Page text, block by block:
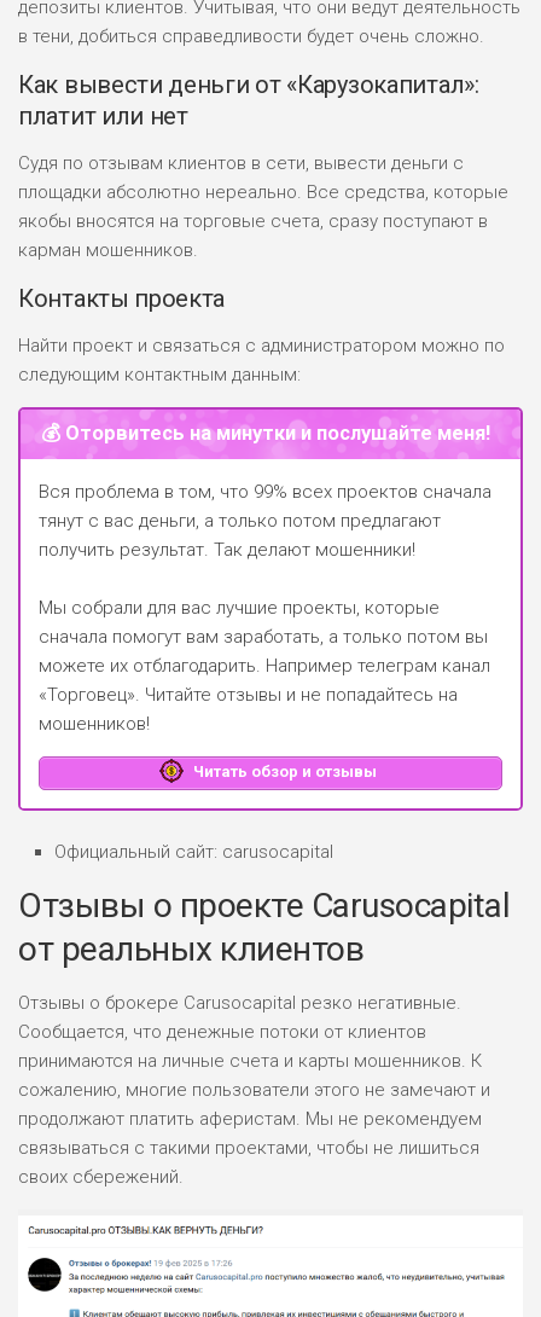
депозиты клиентов. Учитывая, что они ведут деятельность
в тени, добиться справедливости будет очень сложно.
Как вывести деньги от «Карузокапитал»:
платит или нет
Судя по отзывам клиентов в сети, вывести деньги с
площадки абсолютно нереально. Все средства, которые
якобы вносятся на торговые счета, сразу поступают в
карман мошенников.
Контакты проекта
Найти проект и связаться с администратором можно по
следующим контактным данным:
💰 Оторвитесь на минутки и послушайте меня!
Вся проблема в том, что 99% всех проектов сначала
тянут с вас деньги, а только потом предлагают
получить результат. Так делают мошенники!
Мы собрали для вас лучшие проекты, которые
сначала помогут вам заработать, а только потом вы
можете их отблагодарить. Например телеграм канал
«Торговец». Читайте отзывы и не попадайтесь на
мошенников!
Читать обзор и отзывы
Официальный сайт: carusocapital
Отзывы о проекте Carusocapital
от реальных клиентов
Отзывы о брокере Carusocapital резко негативные.
Сообщается, что денежные потоки от клиентов
принимаются на личные счета и карты мошенников. К
сожалению, многие пользователи этого не замечают и
продолжают платить аферистам. Мы не рекомендуем
связываться с такими проектами, чтобы не лишиться
своих сбережений.